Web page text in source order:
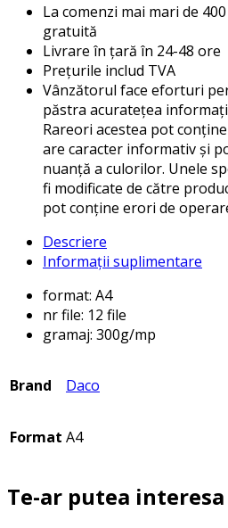
La comenzi mai mari de
gratuită
Livrare în țară în 24-48 ore
Prețurile includ TVA
Vânzătorul face eforturi
păstra acuratețea
Rareori acestea pot
are caracter informativ și
nuanță a culorilor. Unele
fi modificate de către
pot conține erori de
Descriere
Informații suplimentare
format: A4
nr file: 12 file
gramaj: 300g/mp
Brand Daco
Format A4
Te-ar putea interesa